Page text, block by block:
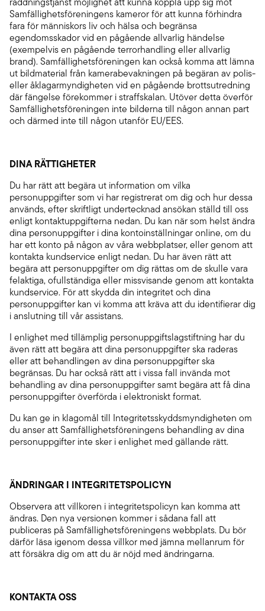
Samfällighetsföreningens kameror för att kunna förhindra
fara för människors liv och hälsa och begränsa
egendomsskador vid en pågående allvarlig händelse
(exempelvis en pågående terrorhandling eller allvarlig
brand). Samfällighetsföreningen kan också komma att lämna
ut bildmaterial från kamerabevakningen på begäran av polis-
eller åklagarmyndigheten vid en pågående brottsutredning
där fängelse förekommer i straffskalan. Utöver detta överför
Samfällighetsföreningen inte bilderna till någon annan part
och därmed inte till någon utanför EU/EES.
DINA RÄTTIGHETER
Du har rätt att begära ut information om vilka
personuppgifter som vi har registrerat om dig och hur dessa
används, efter skriftligt undertecknad ansökan ställd till oss
enligt kontaktuppgifterna nedan. Du kan när som helst ändra
dina personuppgifter i dina kontoinställningar online, om du
har ett konto på någon av våra webbplatser, eller genom att
kontakta kundservice enligt nedan. Du har även rätt att
begära att personuppgifter om dig rättas om de skulle vara
felaktiga, ofullständiga eller missvisande genom att kontakta
kundservice. För att skydda din integritet och dina
personuppgifter kan vi komma att kräva att du identifierar dig
i anslutning till vår assistans.
I enlighet med tillämplig personuppgiftslagstiftning har du
även rätt att begära att dina personuppgifter ska raderas
eller att behandlingen av dina personuppgifter ska
begränsas. Du har också rätt att i vissa fall invända mot
behandling av dina personuppgifter samt begära att få dina
personuppgifter överförda i elektroniskt format.
Du kan ge in klagomål till Integritetsskyddsmyndigheten om
du anser att Samfällighetsföreningens behandling av dina
personuppgifter inte sker i enlighet med gällande rätt.
ÄNDRINGAR I INTEGRITETSPOLICYN
Observera att villkoren i integritetspolicyn kan komma att
ändras. Den nya versionen kommer i sådana fall att
publiceras på Samfällighetsföreningens webbplats. Du bör
därför läsa igenom dessa villkor med jämna mellanrum för
att försäkra dig om att du är nöjd med ändringarna.
KONTAKTA OSS